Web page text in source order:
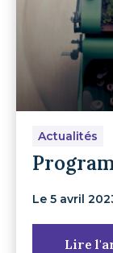
Actualités
Le 5 avril
Lire